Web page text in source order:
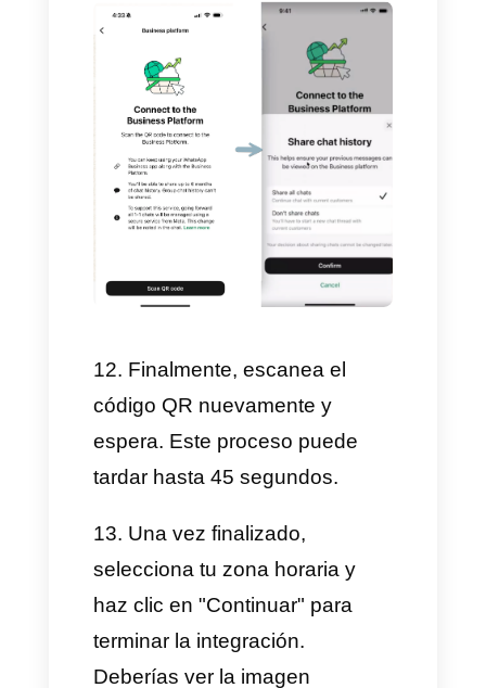
9. Ahora verás un código QR.
Escanéalo usando la app de